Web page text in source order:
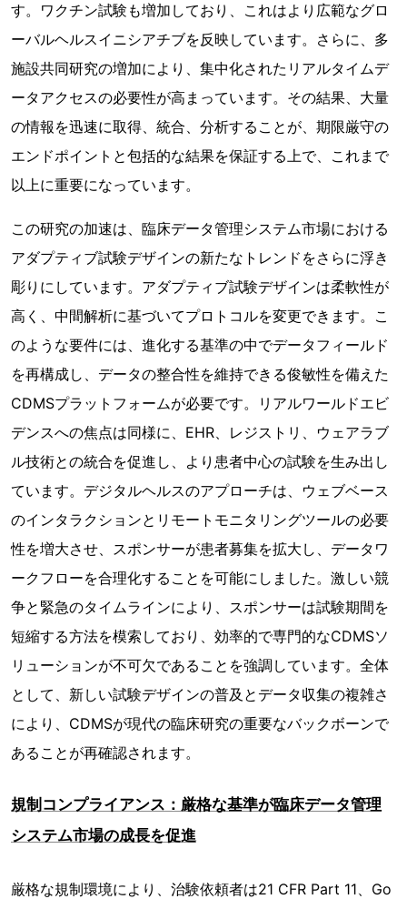
す。ワクチン試験も増加しており、これはより広範なグロ
ーバルヘルスイニシアチブを反映しています。さらに、多
施設共同研究の増加により、集中化されたリアルタイムデ
ータアクセスの必要性が高まっています。その結果、大量
の情報を迅速に取得、統合、分析することが、期限厳守の
エンドポイントと包括的な結果を保証する上で、これまで
以上に重要になっています。
この研究の加速は、臨床データ管理システム市場における
アダプティブ試験デザインの新たなトレンドをさらに浮き
彫りにしています。アダプティブ試験デザインは柔軟性が
高く、中間解析に基づいてプロトコルを変更できます。こ
のような要件には、進化する基準の中でデータフィールド
を再構成し、データの整合性を維持できる俊敏性を備えた
CDMSプラットフォームが必要です。リアルワールドエビ
デンスへの焦点は同様に、EHR、レジストリ、ウェアラブ
ル技術との統合を促進し、より患者中心の試験を生み出し
ています。デジタルヘルスのアプローチは、ウェブベース
のインタラクションとリモートモニタリングツールの必要
性を増大させ、スポンサーが患者募集を拡大し、データワ
ークフローを合理化することを可能にしました。激しい競
争と緊急のタイムラインにより、スポンサーは試験期間を
短縮する方法を模索しており、効率的で専門的なCDMSソ
リューションが不可欠であることを強調しています。全体
として、新しい試験デザインの普及とデータ収集の複雑さ
により、CDMSが現代の臨床研究の重要なバックボーンで
あることが再確認されます。
規制コンプライアンス：厳格な基準が臨床データ管理
システム市場の成長を促進
厳格な規制環境により、治験依頼者は21 CFR Part 11、Go